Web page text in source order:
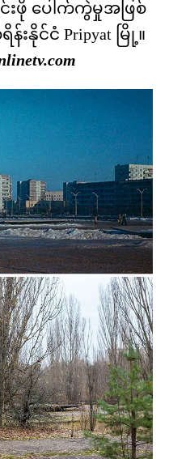
းဖို ပေါက်ကွဲမှုအဖြစ်
င်ငံ Pripyat မြို့။